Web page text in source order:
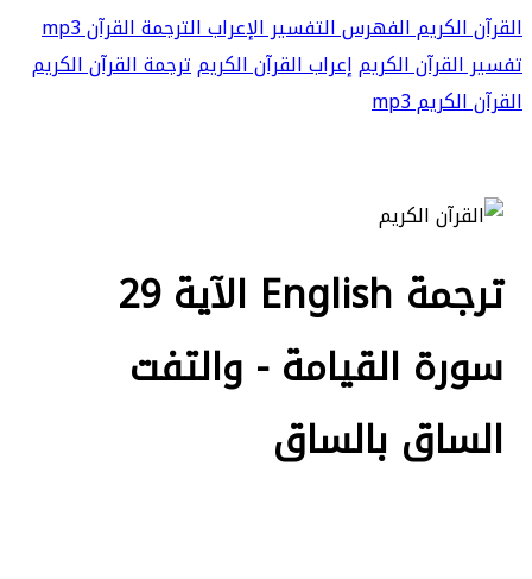
القرآن الكريمالفهرسالتفسيرالإعرابالترجمةالقرآن mp3
تفسير القرآن الكريمإعراب القرآن الكريمترجمة القرآن الكريم
القرآن الكريم mp3
ترجمة English الآية 29
سورة القيامة - والتفت
الساق بالساق